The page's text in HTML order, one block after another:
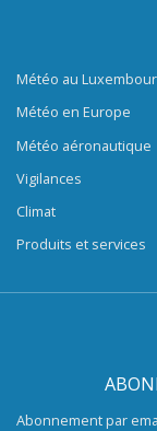
Météo au
Météo en Europe
Météo aéronautique
Vigilances
Climat
Produits et services
Abonnement par